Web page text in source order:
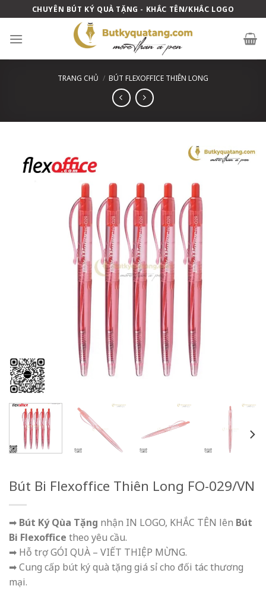
to
content
CHUYÊN BÚT KÝ QUÀ TẶNG - KHẮC TÊN/KHẮC LOGO
TRANG CHỦ / BÚT FLEXOFFICE THIÊN LONG
Bút Bi Flexoffice Thiên Long FO-029/VN
➡ Bút Ký Qùa Tặng nhận IN LOGO, KHẮC TÊN lên Bút
Bi Flexoffice theo yêu cầu.
➡ Hỗ trợ GÓI QUÀ – VIẾT THIỆP MỪNG.
➡ Cung cấp bút ký quà tặng giá sỉ cho đối tác thương
mại.